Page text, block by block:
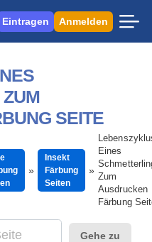
Eintragen Anmelden
SEITE
Insekt
Färbung
Seiten
Eines
Zum
Ausdrucken
Färbung
Gehe zu